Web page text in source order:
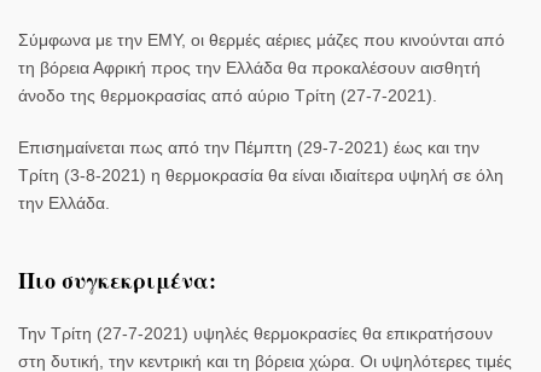
Σύμφωνα με την ΕΜΥ, οι θερμές αέριες μάζες που κινούνται από
τη βόρεια Αφρική προς την Ελλάδα θα προκαλέσουν αισθητή
άνοδο της θερμοκρασίας από αύριο Τρίτη (27-7-2021).
Επισημαίνεται πως από την Πέμπτη (29-7-2021) έως και την
Τρίτη (3-8-2021) η θερμοκρασία θα είναι ιδιαίτερα υψηλή σε όλη
την Ελλάδα.
Πιο συγκεκριμένα:
Την Τρίτη (27-7-2021) υψηλές θερμοκρασίες θα επικρατήσουν
στη δυτική, την κεντρική και τη βόρεια χώρα. Οι υψηλότερες τιμές